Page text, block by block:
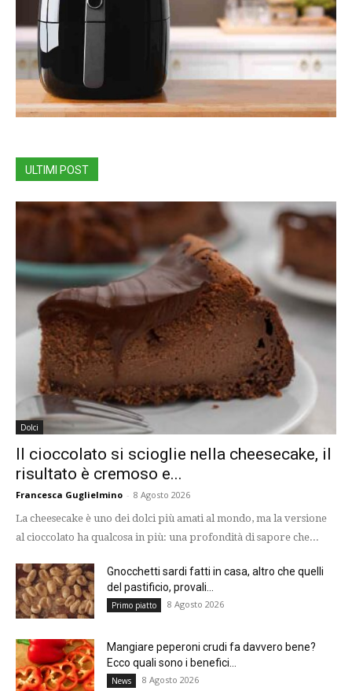
ULTIMI POST
Dolci
Il cioccolato si scioglie nella cheesecake, il
risultato è cremoso e...
Francesca Guglielmino - 8 Agosto 2026
La cheesecake è uno dei dolci più amati al mondo, ma la versione
al cioccolato ha qualcosa in più: una profondità di sapore che...
Gnocchetti sardi fatti in casa, altro che quelli
del pastificio, provali...
Primo piatto 8 Agosto 2026
Mangiare peperoni crudi fa davvero bene?
Ecco quali sono i benefici...
News 8 Agosto 2026